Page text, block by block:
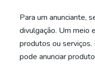
Para um anunciante,
divulgação. Um meio
produtos ou
pode anunciar